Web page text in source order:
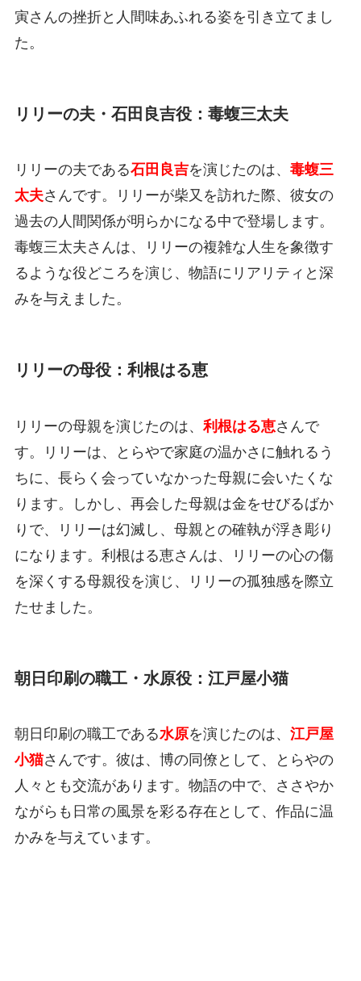
寅さんの挫折と人間味あふれる姿を引き立てまし
た。
リリーの夫・石田良吉役：毒蝮三太夫
リリーの夫である石田良吉を演じたのは、 毒蝮三
太夫さんです。リリーが柴又を訪れた際、彼女の
過去の人間関係が明らかになる中で登場します。
毒蝮三太夫さんは、リリーの複雑な人生を象徴す
るような役どころを演じ、物語にリアリティと深
みを与えました。
リリーの母役：利根はる恵
リリーの母親を演じたのは、 利根はる恵さんで
す。リリーは、とらやで家庭の温かさに触れるう
ちに、長らく会っていなかった母親に会いたくな
ります。しかし、再会した母親は金をせびるばか
りで、リリーは幻滅し、母親との確執が浮き彫り
になります。利根はる恵さんは、リリーの心の傷
を深くする母親役を演じ、リリーの孤独感を際立
たせました。
朝日印刷の職工・水原役：江戸屋小猫
朝日印刷の職工である水原を演じたのは、 江戸屋
小猫さんです。彼は、博の同僚として、とらやの
人々とも交流があります。物語の中で、ささやか
ながらも日常の風景を彩る存在として、作品に温
かみを与えています。